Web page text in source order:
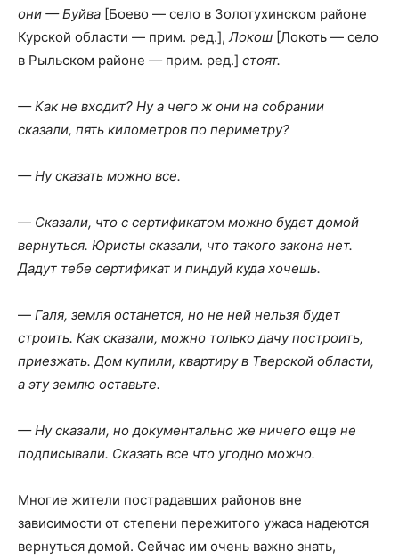
они — Буйва [Боево — село в Золотухинском районе
Курской области — прим. ред.], Локош [Локоть — село
в Рыльском районе — прим. ред.] стоят.
— Как не входит? Ну а чего ж они на собрании
сказали, пять километров по периметру?
— Ну сказать можно все.
— Сказали, что с сертификатом можно будет домой
вернуться. Юристы сказали, что такого закона нет.
Дадут тебе сертификат и пиндуй куда хочешь.
— Галя, земля останется, но не ней нельзя будет
строить. Как сказали, можно только дачу построить,
приезжать. Дом купили, квартиру в Тверской области,
а эту землю оставьте.
— Ну сказали, но документально же ничего еще не
подписывали. Сказать все что угодно можно.
Многие жители пострадавших районов вне
зависимости от степени пережитого ужаса надеются
вернуться домой. Сейчас им очень важно знать,